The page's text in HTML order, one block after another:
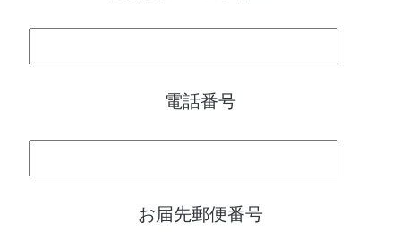
電話番号
お届先郵便番号